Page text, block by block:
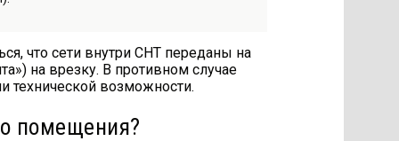
что сети внутри СНТ переданы на
на врезку. В противном случае
технической возможности.
помещения?